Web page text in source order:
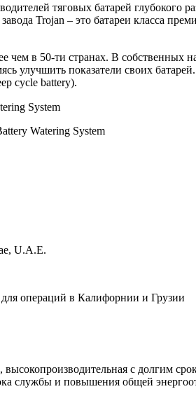
тяговых батарей глубокого
Trojan – это батареи класса
чем в 50-ти странах. В собственных
улучшить показатели своих
cycle battery).
System
Watering System
U.A.E.
операций в Калифорнии и Грузии
с долгим
службы и повышения общей